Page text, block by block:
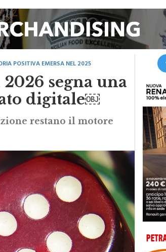
POSITIVA EMERSA NEL 2025
segna una
digitale￼
restano il motore